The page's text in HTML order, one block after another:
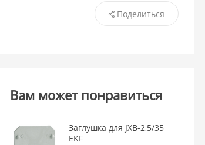
Поделиться
Вам может понравиться
Заглушка для JXB-2,5/35
EKF